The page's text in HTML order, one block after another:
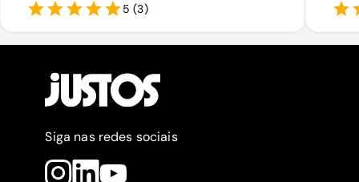
5 (3)
Siga nas redes sociais